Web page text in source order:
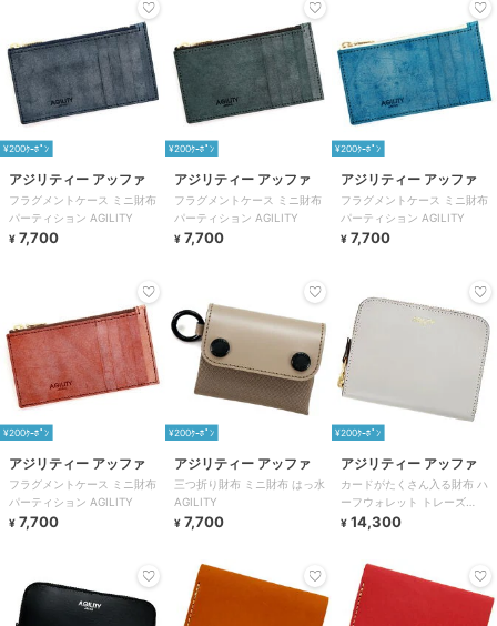
¥200ｸｰﾎﾟﾝ
アジリティー アッファ
フラグメントケース ミニ財布
パーティション AGILITY
¥ 7,700
¥200ｸｰﾎﾟﾝ
アジリティー アッファ
フラグメントケース ミニ財布
パーティション AGILITY
¥ 7,700
¥200ｸｰﾎﾟﾝ
アジリティー アッファ
フラグメントケース ミニ財布
パーティション AGILITY
¥ 7,700
¥200ｸｰﾎﾟﾝ
アジリティー アッファ
フラグメントケース ミニ財布
パーティション AGILITY
¥ 7,700
¥200ｸｰﾎﾟﾝ
アジリティー アッファ
三つ折り財布 ミニ財布 はっ水
AGILITY
¥ 7,700
¥200ｸｰﾎﾟﾝ
アジリティー アッファ
カードがたくさん入る財布 ハ
ーフウォレット トレーズ
AGILITY
¥ 14,300